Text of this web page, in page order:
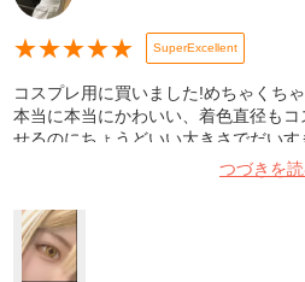
★★★★★ SuperExcellent
コスプレ用に買いました!めちゃくち
本当に本当にかわいい、着色直径も
せるのにちょうどいい大きさでだいす
つづきを